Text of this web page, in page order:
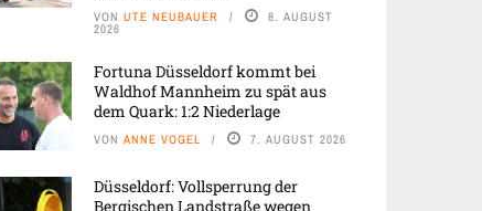
VON UTE NEUBAUER 8. AUGUST
2026
Fortuna Düsseldorf kommt bei
Waldhof Mannheim zu spät aus
dem Quark: 1:2 Niederlage
VON ANNE VOGEL 7. AUGUST 2026
Düsseldorf: Vollsperrung der
Bergischen Landstraße wegen